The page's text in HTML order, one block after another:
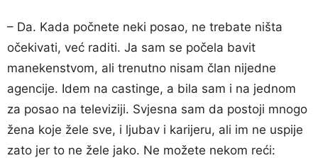
– Da. Kada počnete neki posao, ne trebate ništa
očekivati, već raditi. Ja sam se počela bavit
manekenstvom, ali trenutno nisam član nijedne
agencije. Idem na castinge, a bila sam i na jednom
za posao na televiziji. Svjesna sam da postoji mnogo
žena koje žele sve, i ljubav i karijeru, ali im ne uspije
zato jer to ne žele jako. Ne možete nekom reći: